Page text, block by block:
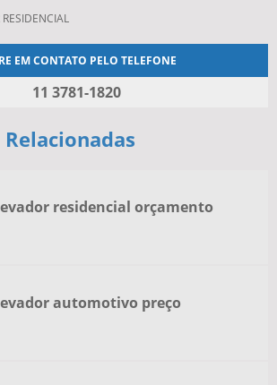
EM CONTATO PELO TELEFONE
11 3781-1820
residencial orçamento
automotivo preço